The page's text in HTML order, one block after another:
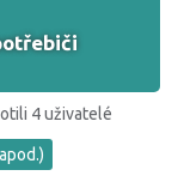
4 uživatelé